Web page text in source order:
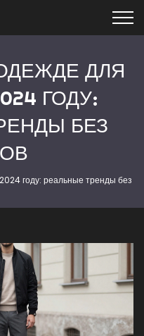
ДЛЯ
ГОДУ:
БЕЗ
году: реальные тренды без